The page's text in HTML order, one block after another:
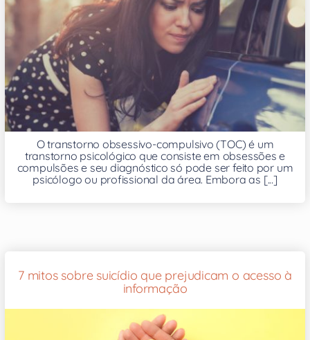
O transtorno obsessivo-compulsivo (TOC) é um
transtorno psicológico que consiste em obsessões e
compulsões e seu diagnóstico só pode ser feito por um
psicólogo ou profissional da área. Embora as [...]
7 mitos sobre suicídio que prejudicam o acesso à
informação